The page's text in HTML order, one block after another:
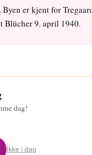
er kjent for
Blücher 9. april 1940.
dag!
Ikke i dag